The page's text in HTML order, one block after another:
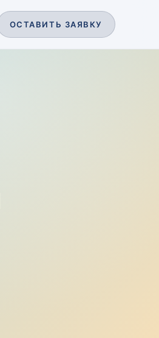
ОСТАВИТЬ ЗАЯВКУ